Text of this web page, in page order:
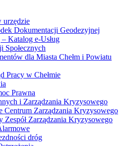
urzędzie
Dokumentacji Geodezyjnej
Katalog e-Usług
Społecznych
dla Miasta Chełm i Powiatu
Pracy w Chełmie
Prawna
i Zarządzania Kryzysowego
Centrum Zarządzania Kryzysowego
Zespół Zarządzania Kryzysowego
dróg